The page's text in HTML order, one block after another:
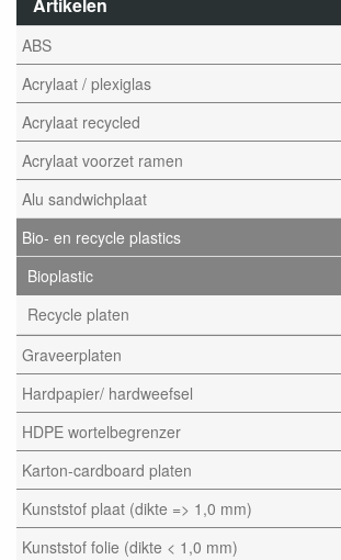
ABS
Acrylaat / plexiglas
Acrylaat recycled
Acrylaat voorzet ramen
Alu sandwichplaat
Bio- en recycle plastics
Bioplastic
Recycle platen
Graveerplaten
Hardpapier/ hardweefsel
HDPE wortelbegrenzer
Karton-cardboard platen
Kunststof plaat (dikte => 1,0 mm)
Kunststof folie (dikte < 1,0 mm)